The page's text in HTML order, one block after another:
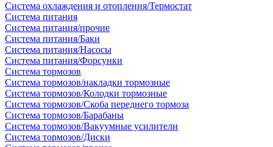
Система охлаждения и отопления/Термостат
Система питания
Система питания/прочие
Система питания/Баки
Система питания/Насосы
Система питания/Форсунки
Система тормозов
Система тормозов/накладки тормозные
Система тормозов/Колодки тормозные
Система тормозов/Скоба переднего тормоза
Система тормозов/Барабаны
Система тормозов/Вакуумные усилители
Система тормозов/Диски